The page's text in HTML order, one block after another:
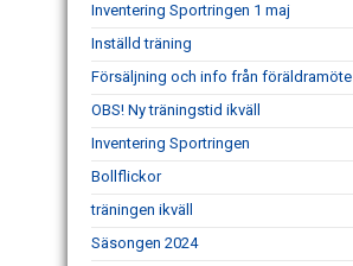
Inventering Sportringen 1 maj
Inställd träning
Försäljning och info från föräldramöte
OBS! Ny träningstid ikväll
Inventering Sportringen
Bollflickor
träningen ikväll
Säsongen 2024